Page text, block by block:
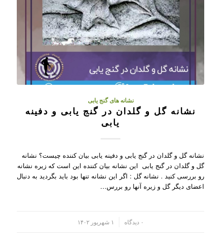
نشانه های گنج یابی
نشانه گل و گلدان در گنج یابی و دفینه
یابی
نشانه گل و گلدان در گنج یابی و دفینه یابی بیان کننده چیست؟ نشانه
گل و گلدان در گنج یابی این نشانه بیان کننده این است که زیره نشانه
رو بررسی کنید . نشانه گل : اگر این نشانه تنها بود باید بگردید به دنبال
اعضای دیگر گل و زیره آنها رو بررس…
۰ دیدگاه ۱ شهریور ۱۴۰۲